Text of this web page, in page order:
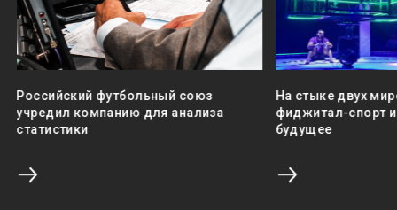
Российский футбольный союз
учредил компанию для анализа
статистики
На стыке двух
фиджитал-спорт
будущее